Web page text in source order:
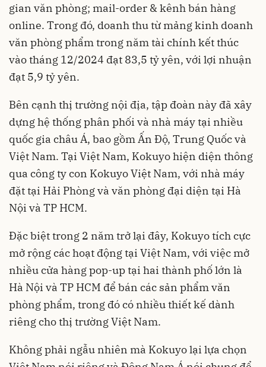
gian văn phòng; mail-order & kênh bán hàng
online. Trong đó, doanh thu từ mảng kinh doanh
văn phòng phẩm trong năm tài chính kết thúc
vào tháng 12/2024 đạt 83,5 tỷ yên, với lợi nhuận
đạt 5,9 tỷ yên.
Bên cạnh thị trường nội địa, tập đoàn này đã xây
dựng hệ thống phân phối và nhà máy tại nhiều
quốc gia châu Á, bao gồm Ấn Độ, Trung Quốc và
Việt Nam. Tại Việt Nam, Kokuyo hiện diện thông
qua công ty con Kokuyo Việt Nam, với nhà máy
đặt tại Hải Phòng và văn phòng đại diện tại Hà
Nội và TP HCM.
Đặc biệt trong 2 năm trở lại đây, Kokuyo tích cực
mở rộng các hoạt động tại Việt Nam, với việc mở
nhiều cửa hàng pop-up tại hai thành phố lớn là
Hà Nội và TP HCM để bán các sản phẩm văn
phòng phẩm, trong đó có nhiều thiết kế dành
riêng cho thị trường Việt Nam.
Không phải ngẫu nhiên mà Kokuyo lại lựa chọn